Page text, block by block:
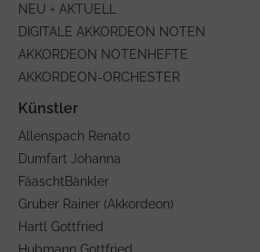
NEU + AKTUELL
DIGITALE AKKORDEON NOTEN
AKKORDEON NOTENHEFTE
AKKORDEON-ORCHESTER
Allenspach Renato
Dumfart Johanna
FäaschtBänkler
Gruber Rainer (Akkordeon)
Hartl Gottfried
Hubmann Gottfried